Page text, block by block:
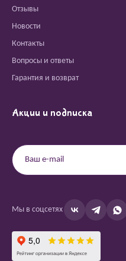
Отзывы
Новости
Контакты
Вопросы и ответы
Гарантия и возврат
Акции и подписка
Мы в соцсетях